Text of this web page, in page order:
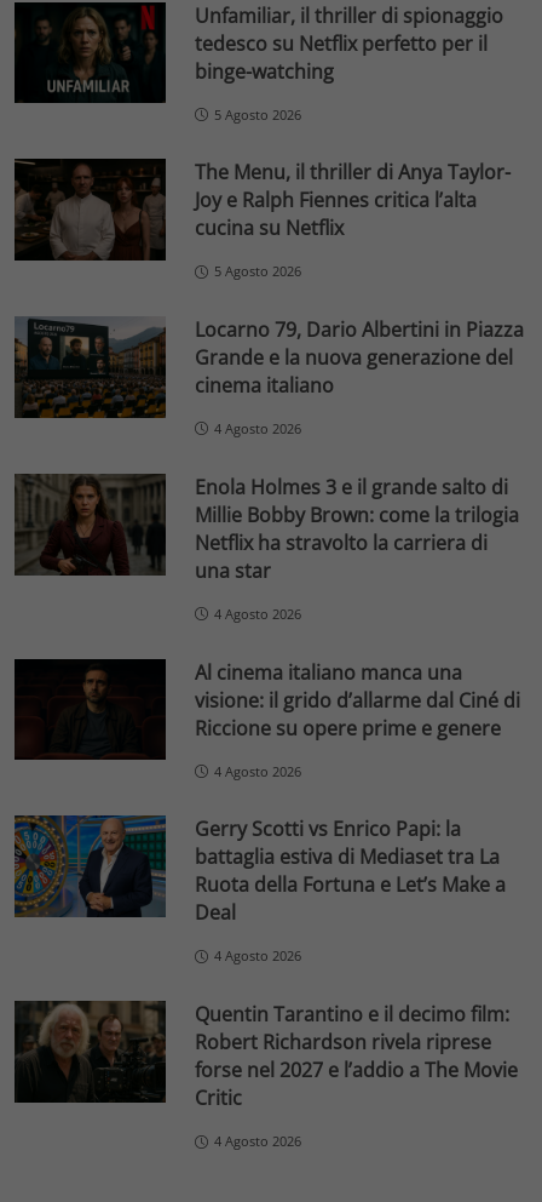
Unfamiliar, il thriller di spionaggio
tedesco su Netflix perfetto per il
binge-watching
5 Agosto 2026
The Menu, il thriller di Anya Taylor-
Joy e Ralph Fiennes critica l’alta
cucina su Netflix
5 Agosto 2026
Locarno 79, Dario Albertini in Piazza
Grande e la nuova generazione del
cinema italiano
4 Agosto 2026
Enola Holmes 3 e il grande salto di
Millie Bobby Brown: come la trilogia
Netflix ha stravolto la carriera di
una star
4 Agosto 2026
Al cinema italiano manca una
visione: il grido d’allarme dal Ciné di
Riccione su opere prime e genere
4 Agosto 2026
Gerry Scotti vs Enrico Papi: la
battaglia estiva di Mediaset tra La
Ruota della Fortuna e Let’s Make a
Deal
4 Agosto 2026
Quentin Tarantino e il decimo film:
Robert Richardson rivela riprese
forse nel 2027 e l’addio a The Movie
Critic
4 Agosto 2026